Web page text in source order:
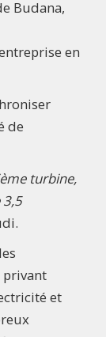
Budana,
en
de
turbine,
3,5
et